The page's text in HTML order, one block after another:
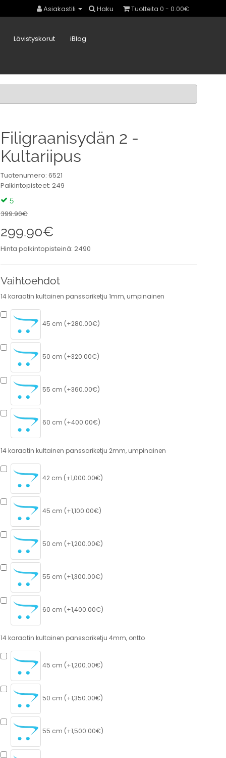
Asiakastili Haku Tuotteita 0 - 0.00€
Lävistyskorut iBlog
Filigraanisydän 2 -
Kultariipus
Tuotenumero: 6521
Palkintopisteet: 249
5
399.90€
299.90€
Hinta palkintopisteinä: 2490
Vaihtoehdot
14 karaatin kultainen panssariketju 1mm, umpinainen
45 cm (+280.00€)
50 cm (+320.00€)
55 cm (+360.00€)
60 cm (+400.00€)
14 karaatin kultainen panssariketju 2mm, umpinainen
42 cm (+1,000.00€)
45 cm (+1,100.00€)
50 cm (+1,200.00€)
55 cm (+1,300.00€)
60 cm (+1,400.00€)
14 karaatin kultainen panssariketju 4mm, ontto
45 cm (+1,200.00€)
50 cm (+1,350.00€)
55 cm (+1,500.00€)